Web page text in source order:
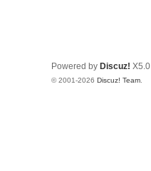
Powered by Discuz! X5.0
© 2001-2026 Discuz! Team